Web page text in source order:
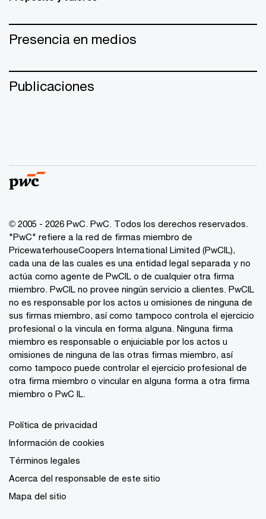
Presencia en medios
Publicaciones
© 2005 - 2026 PwC. PwC. Todos los derechos reservados.
"PwC" refiere a la red de firmas miembro de
PricewaterhouseCoopers International Limited (PwCIL),
cada una de las cuales es una entidad legal separada y no
actúa como agente de PwCIL o de cualquier otra firma
miembro. PwCIL no provee ningún servicio a clientes. PwCIL
no es responsable por los actos u omisiones de ninguna de
sus firmas miembro, así como tampoco controla el ejercicio
profesional o la vincula en forma alguna. Ninguna firma
miembro es responsable o enjuiciable por los actos u
omisiones de ninguna de las otras firmas miembro, así
como tampoco puede controlar el ejercicio profesional de
otra firma miembro o vincular en alguna forma a otra firma
miembro o PwC IL.
Política de privacidad
Información de cookies
Términos legales
Acerca del responsable de este sitio
Mapa del sitio